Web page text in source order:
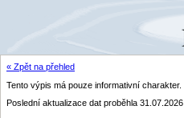
« Zpět na přehled
Tento výpis má pouze informativní
Poslední aktualizace dat proběhla